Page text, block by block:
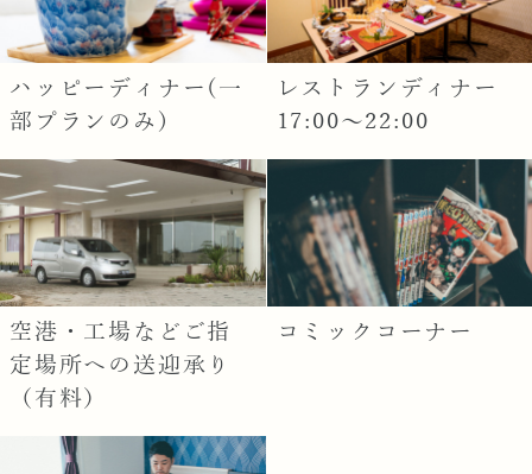
ハッピーディナー(一
部プランのみ)
レストランディナー
17:00〜22:00
空港・工場などご指
定場所への送迎承り
（有料）
コミックコーナー